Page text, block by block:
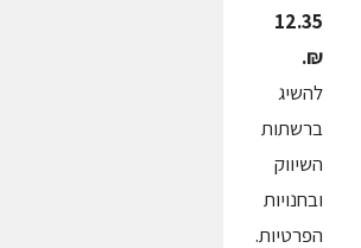
12.35
₪.
להשיג
ברשתות
השיווק
ובחנויות
הפרטיות.